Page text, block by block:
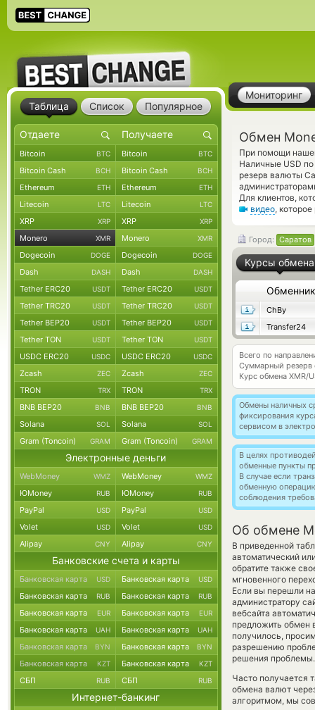
Мониторинг
Обмен
При помощи
Наличные USD
резерв валюты
Для клиентов,
видео,
Город: Саратов
Курсы обмена
Обменник
ChBy
Transfer24
Всего по
Суммарный резерв
Курс обмена XMR/
Обмены наличных
фиксирования
сервисом в
В целях
обменные пункты
В случае если
обменную
соблюдения
Об обмене
В приведенной
автоматический
обратите также
мгновенного
Если вы перешли
администратору
вебсайта
предложить обмен
получилось,
разрешению
решения проблемы.
Часто получается
обмена валют
алгоритмом, мы
Таблица Список Популярное
Bitcoin BTC Bitcoin BTC
Bitcoin Cash BCH Bitcoin Cash BCH
Ethereum ETH Ethereum ETH
Litecoin LTC Litecoin LTC
XRP XRP XRP XRP
Monero XMR Monero XMR
Dogecoin DOGE Dogecoin DOGE
Dash DASH Dash DASH
Tether ERC20 USDT Tether ERC20 USDT
Tether TRC20 USDT Tether TRC20 USDT
Tether BEP20 USDT Tether BEP20 USDT
Tether TON USDT Tether TON USDT
USDC ERC20 USDC USDC ERC20 USDC
Zcash ZEC Zcash ZEC
TRON TRX TRON TRX
BNB BEP20 BNB BNB BEP20 BNB
Solana SOL Solana SOL
Gram (Toncoin) GRAM Gram (Toncoin) GRAM
Электронные деньги
WebMoney WMZ WebMoney WMZ
ЮMoney RUB ЮMoney RUB
PayPal USD PayPal USD
Volet USD Volet USD
Alipay CNY Alipay CNY
Банковские счета и карты
Банковская карта USD Банковская карта USD
Банковская карта RUB Банковская карта RUB
Банковская карта EUR Банковская карта EUR
Банковская карта UAH Банковская карта UAH
Банковская карта BYN Банковская карта BYN
Банковская карта KZT Банковская карта KZT
СБП RUB СБП RUB
Интернет-банкинг